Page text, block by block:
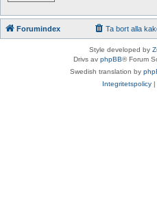
Forumindex Ta bort alla
Style developed by
Drivs av phpBB® Forum
Swedish translation by
Integritetspolicy|